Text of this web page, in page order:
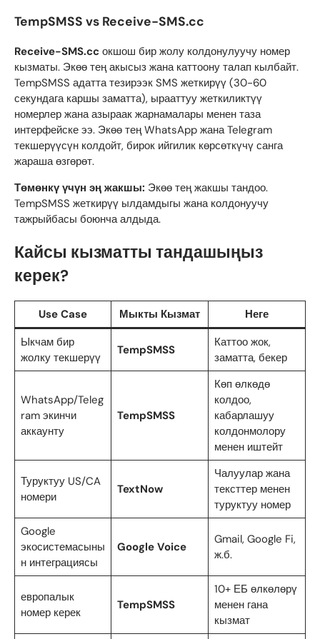
TempSMSS vs Receive-SMS.cc
Receive-SMS.cc окшош бир жолу колдонулуучу номер
кызматы. Экөө тең акысыз жана каттоону талап кылбайт.
TempSMSS адатта тезирээк SMS жеткирүү (30-60
секундага каршы заматта), ырааттуу жеткиликтүү
номерлер жана азыраак жарнамалары менен таза
интерфейске ээ. Экөө тең WhatsApp жана Telegram
текшерүүсүн колдойт, бирок ийгилик көрсөткүчү санга
жараша өзгөрөт.
Төмөнкү үчүн эң жакшы: Экөө тең жакшы тандоо.
TempSMSS жеткирүү ылдамдыгы жана колдонуучу
тажрыйбасы боюнча алдыда.
Кайсы кызматты тандашыңыз
керек?
Use Case Мыкты Кызмат
Неге
Ыкчам бир
жолку текшерүү
TempSMSS
Каттоо жок,
заматта, бекер
WhatsApp/Teleg
ram экинчи
аккаунту
TempSMSS
Көп өлкөдө
колдоо,
кабарлашуу
колдонмолору
менен иштейт
Туруктуу US/CA
номери
TextNow
Чалуулар жана
тексттер менен
туруктуу номер
Google
экосистемасыны
н интеграциясы
Google Voice
Gmail, Google Fi,
ж.б.
европалык
номер керек
TempSMSS
10+ ЕБ өлкөлөрү
менен гана
кызмат